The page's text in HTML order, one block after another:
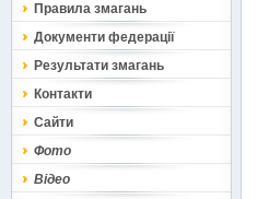
Правила змагань
Документи федерації
Результати змагань
Контакти
Сайти
Фото
Відео